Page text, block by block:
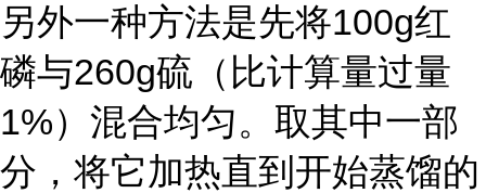
另外一种方法是先将100g红
磷与260g硫（比计算量过量
1%）混合均匀。取其中一部
分，将它加热直到开始蒸馏的